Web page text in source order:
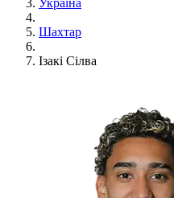
Україна
Шахтар
Ізакі Сілва